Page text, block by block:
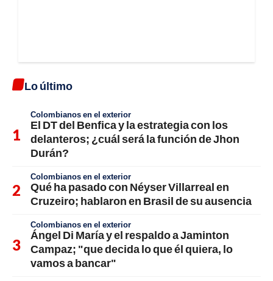
Lo último
Colombianos en el exterior
El DT del Benfica y la estrategia con los
delanteros; ¿cuál será la función de Jhon
Durán?
Colombianos en el exterior
Qué ha pasado con Néyser Villarreal en
Cruzeiro; hablaron en Brasil de su ausencia
Colombianos en el exterior
Ángel Di María y el respaldo a Jaminton
Campaz; "que decida lo que él quiera, lo
vamos a bancar"